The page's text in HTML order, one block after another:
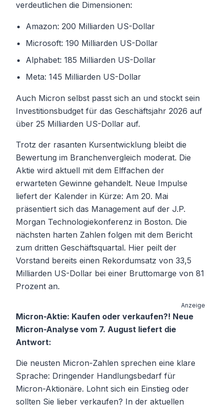
verdeutlichen die Dimensionen:
Amazon: 200 Milliarden US-Dollar
Microsoft: 190 Milliarden US-Dollar
Alphabet: 185 Milliarden US-Dollar
Meta: 145 Milliarden US-Dollar
Auch Micron selbst passt sich an und stockt sein
Investitionsbudget für das Geschäftsjahr 2026 auf
über 25 Milliarden US-Dollar auf.
Trotz der rasanten Kursentwicklung bleibt die
Bewertung im Branchenvergleich moderat. Die
Aktie wird aktuell mit dem Elffachen der
erwarteten Gewinne gehandelt. Neue Impulse
liefert der Kalender in Kürze: Am 20. Mai
präsentiert sich das Management auf der J.P.
Morgan Technologiekonferenz in Boston. Die
nächsten harten Zahlen folgen mit dem Bericht
zum dritten Geschäftsquartal. Hier peilt der
Vorstand bereits einen Rekordumsatz von 33,5
Milliarden US-Dollar bei einer Bruttomarge von 81
Prozent an.
Anzeige
Micron-Aktie: Kaufen oder verkaufen?! Neue
Micron-Analyse vom 7. August liefert die
Antwort:
Die neusten Micron-Zahlen sprechen eine klare
Sprache: Dringender Handlungsbedarf für
Micron-Aktionäre. Lohnt sich ein Einstieg oder
sollten Sie lieber verkaufen? In der aktuellen